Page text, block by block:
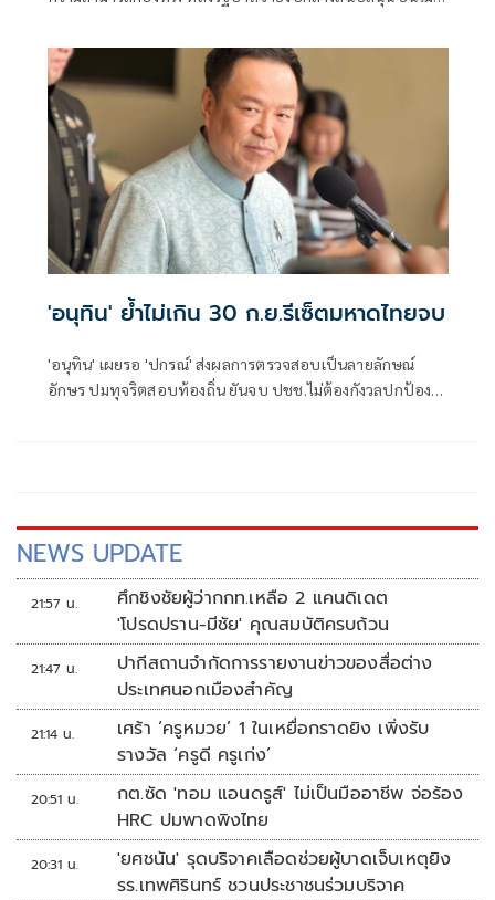
'อนุทิน' ย้ำไม่เกิน 30 ก.ย.รีเซ็ตมหาดไทยจบ
'อนุทิน' เผยรอ 'ปกรณ์' ส่งผลการตรวจสอบเป็นลายลักษณ์
อักษร ปมทุจริตสอบท้องถิ่น ยันจบ ปชช.ไม่ต้องกังวลปกป้อง
NEWS UPDATE
21:57 น.
ศึกชิงชัยผู้ว่ากกท.เหลือ 2 แคนดิเดต
'โปรดปราน-มีชัย' คุณสมบัติครบถ้วน
21:47 น.
ปากีสถานจำกัดการรายงานข่าวของสื่อต่าง
ประเทศนอกเมืองสำคัญ
21:14 น.
เศร้า ‘ครูหมวย’ 1 ในเหยื่อกราดยิง เพิ่งรับ
รางวัล ‘ครูดี ครูเก่ง’
20:51 น.
กต.ซัด 'ทอม แอนดรูส์' ไม่เป็นมืออาชีพ จ่อร้อง
HRC ปมพาดพิงไทย
20:31 น.
'ยศชนัน' รุดบริจาคเลือดช่วยผู้บาดเจ็บเหตุยิง
รร.เทพศิรินทร์ ชวนประชาชนร่วมบริจาค